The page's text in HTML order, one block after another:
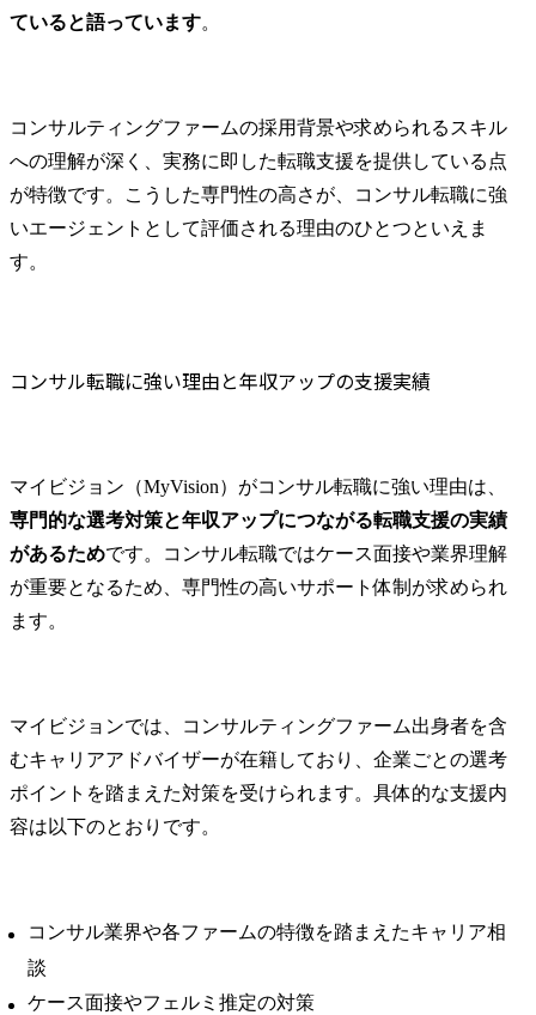
ていると語っています。
コンサルティングファームの採用背景や求められるスキル
への理解が深く、実務に即した転職支援を提供している点
が特徴です。こうした専門性の高さが、コンサル転職に強
いエージェントとして評価される理由のひとつといえま
す。
コンサル転職に強い理由と年収アップの支援実績
マイビジョン（MyVision）がコンサル転職に強い理由は、
専門的な選考対策と年収アップにつながる転職支援の実績
があるためです。コンサル転職ではケース面接や業界理解
が重要となるため、専門性の高いサポート体制が求められ
ます。
マイビジョンでは、コンサルティングファーム出身者を含
むキャリアアドバイザーが在籍しており、企業ごとの選考
ポイントを踏まえた対策を受けられます。具体的な支援内
容は以下のとおりです。
コンサル業界や各ファームの特徴を踏まえたキャリア相
談
ケース面接やフェルミ推定の対策